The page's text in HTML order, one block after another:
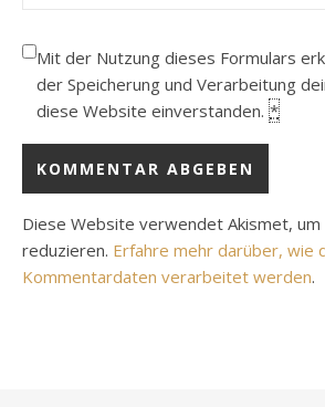
Mit der Nutzung dieses Formulars
der Speicherung und Verarbeitung
diese Website einverstanden. *
Diese Website verwendet Akismet, um
reduzieren. Erfahre mehr darüber, wie
Kommentardaten verarbeitet werden.